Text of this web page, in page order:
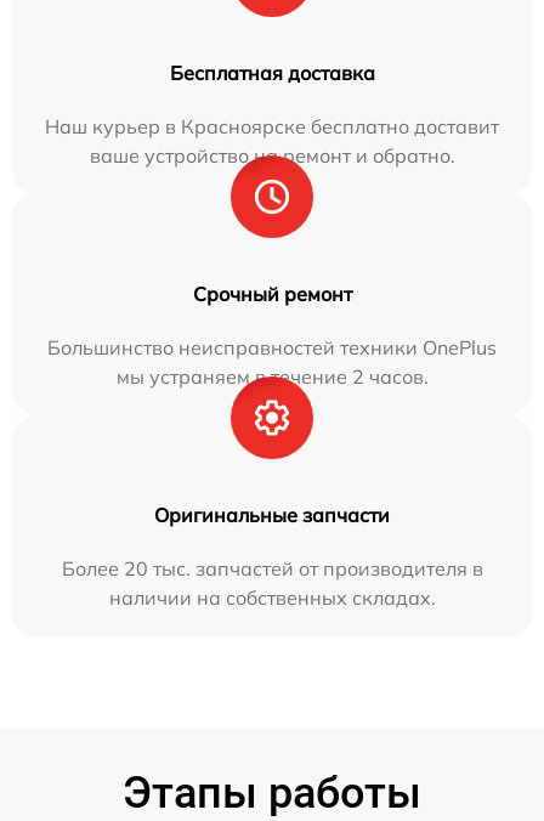
Бесплатная доставка
Наш курьер в Красноярске бесплатно доставит
ваше устройство на ремонт и обратно.
Срочный ремонт
Большинство неисправностей техники OnePlus
мы устраняем в течение 2 часов.
Оригинальные запчасти
Более 20 тыс. запчастей от производителя в
наличии на собственных складах.
Этапы работы